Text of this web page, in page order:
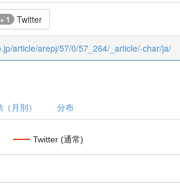
1 Twitter
article/arepj/57/0/57_264/_article/-char/ja/
月別） 分布
Twitter (通常)